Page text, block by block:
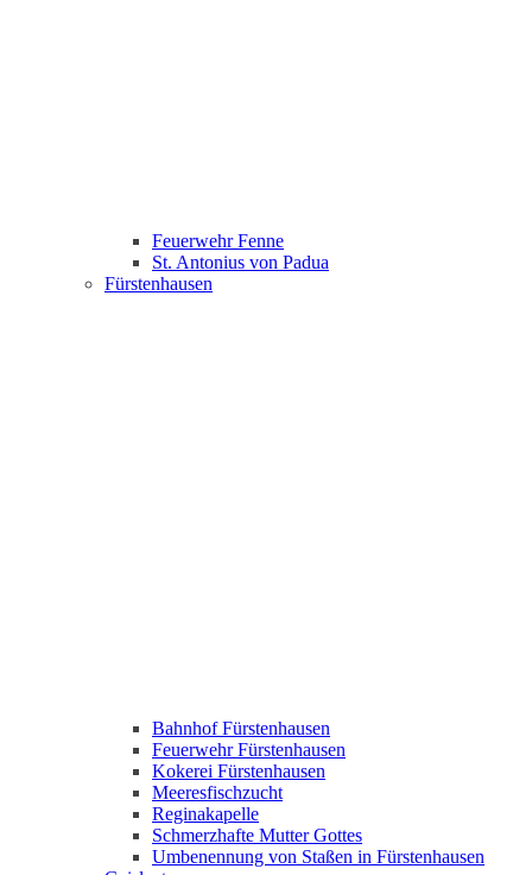
Feuerwehr Fenne
St. Antonius von Padua
Fürstenhausen
Bahnhof Fürstenhausen
Feuerwehr Fürstenhausen
Kokerei Fürstenhausen
Meeresfischzucht
Reginakapelle
Schmerzhafte Mutter Gottes
Umbenennung von Staßen in Fürstenhausen